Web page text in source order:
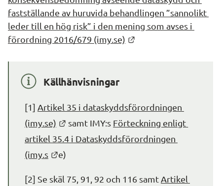
fastställande av huruvida behandlingen ”sannolikt
leder till en hög risk” i den mening som avses i
förordning 2016/679 (imy.se)
Källhänvisningar
[1] Artikel 35 i dataskyddsförordningen
(imy.se)
Länk till annan webbplats.
samt IMY:s Förteckning enligt
artikel 35.4 i Dataskyddsförordningen
(imy.s
Länk till annan webbplats.
e)
[2] Se skäl 75, 91, 92 och 116 samt Artikel